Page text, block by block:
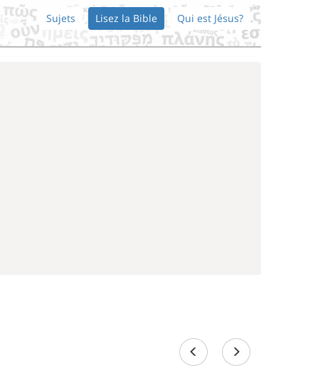
Sujets Lisez la Bible Qui est Jésus?